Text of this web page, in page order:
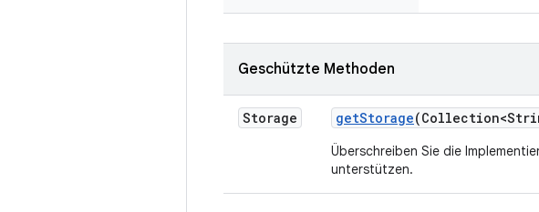
Geschützte Methoden
Storage getStorage
Überschreiben Sie die
unterstützen.